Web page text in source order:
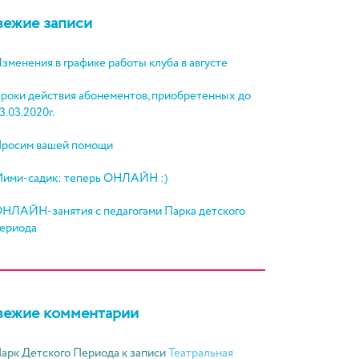
записи
в графике работы клуба в августе
действия абонементов, приобретенных до
вашей помощи
садик: теперь ОНЛАЙН :)
занятия с педагогами Парка детского
комментарии
Детского Периода к записиТеатральная